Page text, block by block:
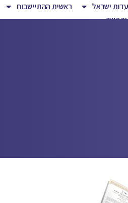
עדות ישראל ראשית ההתיישבות
קשר